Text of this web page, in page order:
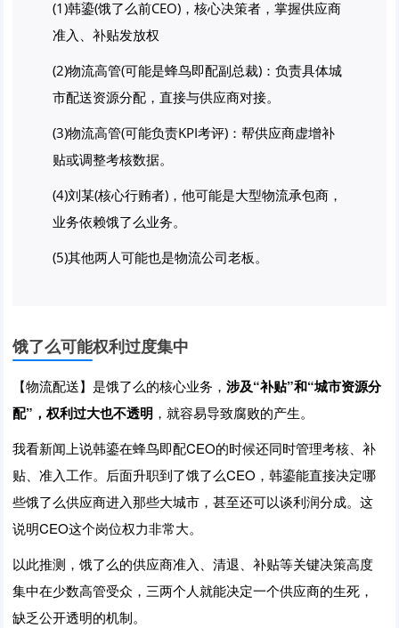
(1)韩鎏(饿了么前CEO)，核心决策者，掌握供应商
准入、补贴发放权
(2)物流高管(可能是蜂鸟即配副总裁)：负责具体城
市配送资源分配，直接与供应商对接。
(3)物流高管(可能负责KPI考评)：帮供应商虚增补
贴或调整考核数据。
(4)刘某(核心行贿者)，他可能是大型物流承包商，
业务依赖饿了么业务。
(5)其他两人可能也是物流公司老板。
饿了么可能权利过度集中
【物流配送】是饿了么的核心业务，涉及“补贴”和“城市资源分
配”，权利过大也不透明 ，就容易导致腐败的产生。
我看新闻上说韩鎏在蜂鸟即配CEO的时候还同时管理考核、补
贴、准入工作。后面升职到了饿了么CEO，韩鎏能直接决定哪
些饿了么供应商进入那些大城市，甚至还可以谈利润分成。这
说明CEO这个岗位权力非常大。
以此推测，饿了么的供应商准入、清退、补贴等关键决策高度
集中在少数高管受众，三两个人就能决定一个供应商的生死，
缺乏公开透明的机制。